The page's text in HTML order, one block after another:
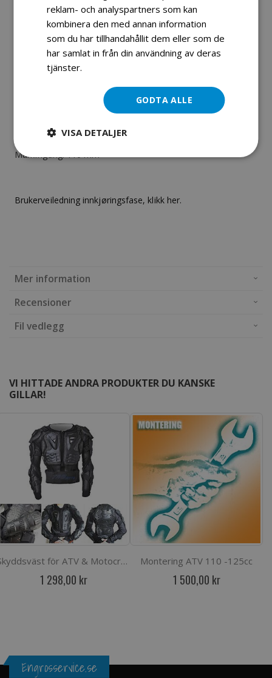
Bakre skivbromsar:
Batteri: 4Ah
Lastkapacitet 130 kg
Främre däck: 16x8-7
Bakdäck: 16x8-7 eller 145 / 70-6
Atv-mått: 138x75x90cm
Nettovikt 100 kg
Markfrigång: 110 mm
Brukerveiledning innkjøringsfase, klikk her.
Mer information
Recensioner
Fil vedlegg
VI HITTADE ANDRA PRODUKTER DU KANSKE
GILLAR!
Skyddsväst för ATV & Motocross
1 298,00 kr
Montering ATV 110 -125cc
1 500,00 kr
Engrosservice.se
reklam- och analyspartners som kan
kombinera den med annan information
som du har tillhandahållit dem eller som de
har samlat in från din användning av deras
tjänster.
GODTA ALLE
VISA DETALJER